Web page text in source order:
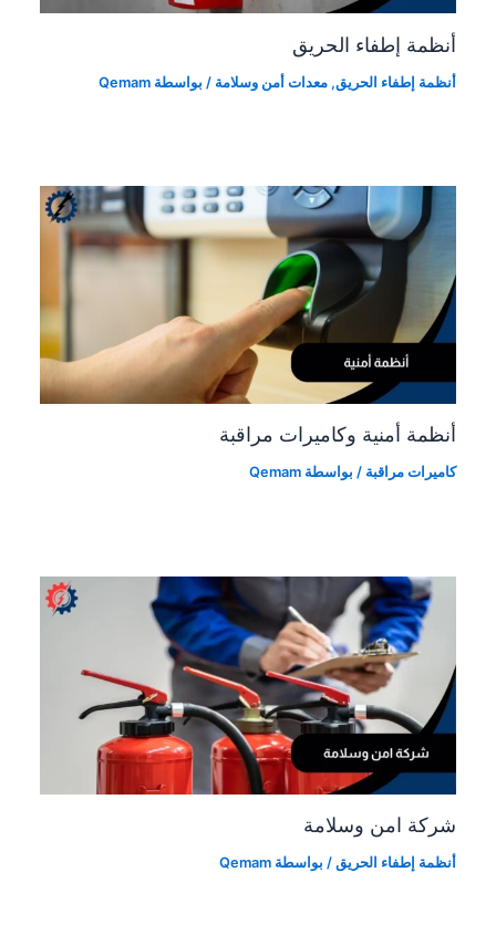
أنظمة إطفاء الحريق
أنظمة إطفاء الحريق,معدات أمن وسلامة / بواسطة Qemam
أنظمة أمنية وكاميرات مراقبة
كاميرات مراقبة / بواسطة Qemam
شركة امن وسلامة
أنظمة إطفاء الحريق / بواسطة Qemam